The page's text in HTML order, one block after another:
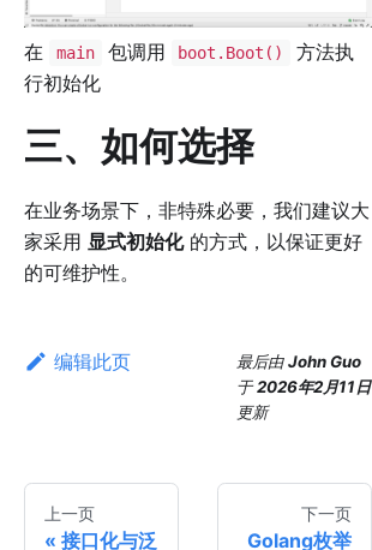
在 main 包调用 boot.Boot()
方法执
行初始化
三、如何选择
在业务场景下，非特殊必要，我们建议大
家采用 显式初始化的方式，以保证更好
的可维护性。
编辑此页 最后由John Guo
于2026年2月11日
更新
上一页
接口化与泛
下一页
Golang枚举